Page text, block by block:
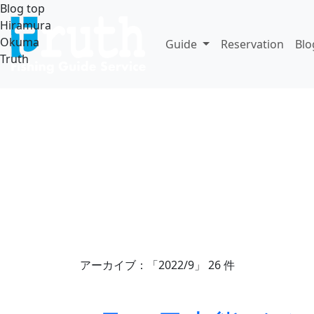
Guide Reservation
Blog top
Hiramura
Okuma
Truth
アーカイブ：「2022/9」 26 件